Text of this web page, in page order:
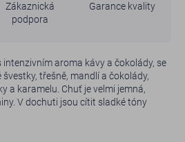
Zákaznická
podpora
Garance kvality
aroma kávy a čokolády, se
třešně, mandlí a čokolády,
a karamelu. Chuť je velmi jemná,
V dochuti jsou cítit sladké tóny